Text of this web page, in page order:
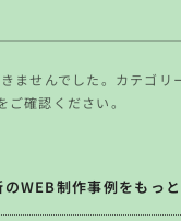
ませんでした。カテゴ
確認ください。
のWEB制作事例をもっ